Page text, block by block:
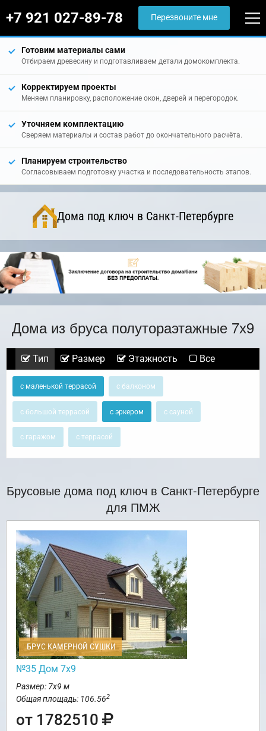
+7 921 027-89-78 Перезвоните мне
Готовим материалы сами
Отбираем древесину и подготавливаем детали домокомплекта.
Корректируем проекты
Меняем планировку, расположение окон, дверей и перегородок.
Уточняем комплектацию
Сверяем материалы и состав работ до окончательного расчёта.
Планируем строительство
Согласовываем подготовку участка и последовательность этапов.
Дома под ключ в Санкт-Петербурге
Дома из бруса полутораэтажные 7х9
Тип Размер Этажность Все
с маленькой террасой с балконом
с большой террасой с эркером с сауной
с гаражом с террасой
Брусовые дома под ключ в Санкт-Петербурге
для ПМЖ
БРУС КАМЕРНОЙ СУШКИ
№35 Дом 7х9
Размер: 7х9 м
Общая площадь: 106.562
от 1782510